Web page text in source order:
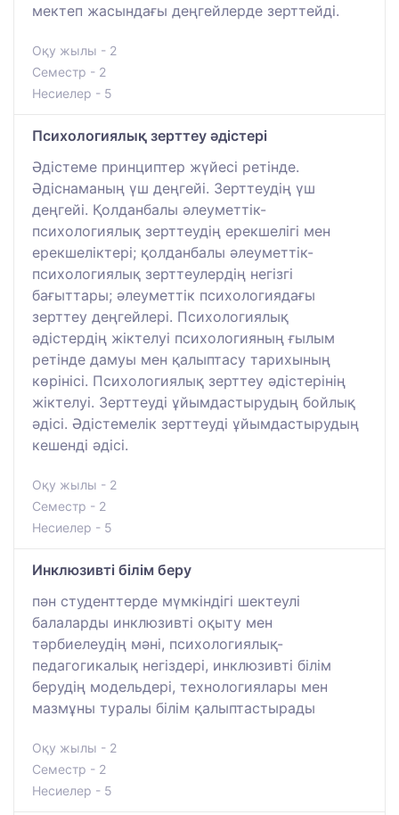
мектеп жасындағы деңгейлерде зерттейді.
Оқу жылы - 2
Семестр - 2
Несиелер - 5
Психологиялық зерттеу әдістері
Әдістеме принциптер жүйесі ретінде.
Әдіснаманың үш деңгейі. Зерттеудің үш
деңгейі. Қолданбалы әлеуметтік-
психологиялық зерттеудің ерекшелігі мен
ерекшеліктері; қолданбалы әлеуметтік-
психологиялық зерттеулердің негізгі
бағыттары; әлеуметтік психологиядағы
зерттеу деңгейлері. Психологиялық
әдістердің жіктелуі психологияның ғылым
ретінде дамуы мен қалыптасу тарихының
көрінісі. Психологиялық зерттеу әдістерінің
жіктелуі. Зерттеуді ұйымдастырудың бойлық
әдісі. Әдістемелік зерттеуді ұйымдастырудың
кешенді әдісі.
Оқу жылы - 2
Семестр - 2
Несиелер - 5
Инклюзивті білім беру
пән студенттерде мүмкіндігі шектеулі
балаларды инклюзивті оқыту мен
тәрбиелеудің мәні, психологиялық-
педагогикалық негіздері, инклюзивті білім
берудің модельдері, технологиялары мен
мазмұны туралы білім қалыптастырады
Оқу жылы - 2
Семестр - 2
Несиелер - 5